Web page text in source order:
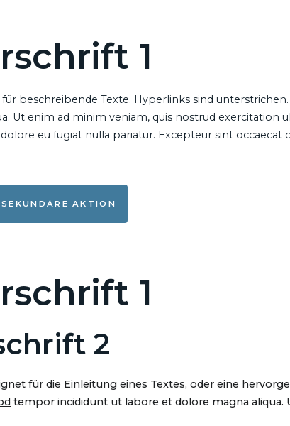
1
beschreibende Texte. Hyperlinks sind unterstrichen
Ut enim ad minim veniam, quis nostrud
eu fugiat nulla pariatur. Excepteur sint
SEKUNDÄRE AKTION
1
2
für die Einleitung eines Textes, oder eine
tempor incididunt ut labore et dolore magna aliqua.